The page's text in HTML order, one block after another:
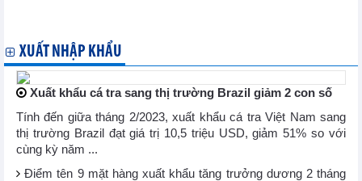
XUẤT NHẬP KHẨU
Xuất khẩu cá tra sang thị trường Brazil giảm 2 con số
Tính đến giữa tháng 2/2023, xuất khẩu cá tra Việt Nam sang
thị trường Brazil đạt giá trị 10,5 triệu USD, giảm 51% so với
cùng kỳ năm ...
Điểm tên 9 mặt hàng xuất khẩu tăng trưởng dương 2 tháng